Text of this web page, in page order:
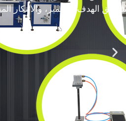
الهدف، والتميز، والابتكار